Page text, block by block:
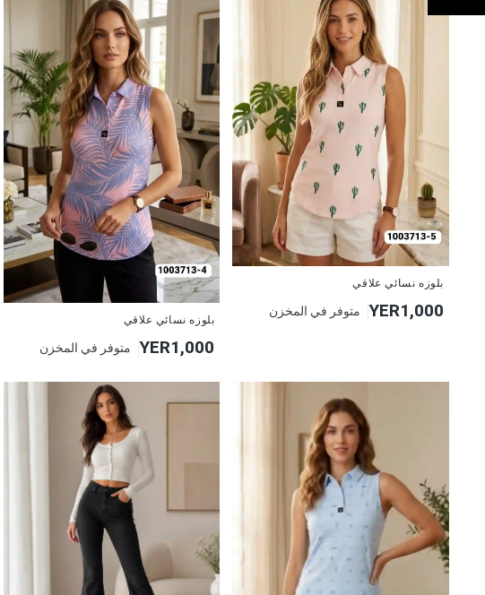
بلوزه نسائي علاقي
YER1,000 متوفر في المخزن
بلوزه نسائي علاقي
YER1,000 متوفر في المخزن